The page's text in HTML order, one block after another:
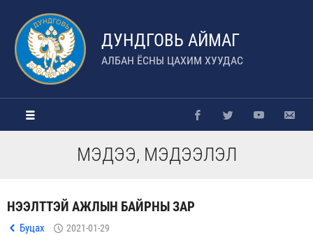
ДУНДГОВЬ АЙМАГ
АЛБАН ЁСНЫ ЦАХИМ ХУУДАС
МЭДЭЭ, МЭДЭЭЛЭЛ
НЭЭЛТТЭЙ АЖЛЫН БАЙРНЫ ЗАР
Буцах 2021-01-29